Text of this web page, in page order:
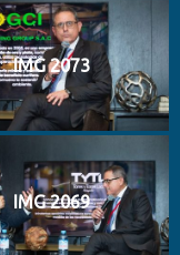
IMG 2073
IMG 2069